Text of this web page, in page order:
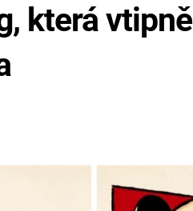
která vtipně